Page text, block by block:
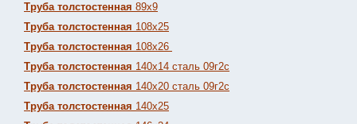
Труба толстостенная 89х9
Труба толстостенная 108х25
Труба толстостенная 108х26
Труба толстостенная 140х14 сталь 09г2с
Труба толстостенная 140х20 сталь 09г2с
Труба толстостенная 140х25